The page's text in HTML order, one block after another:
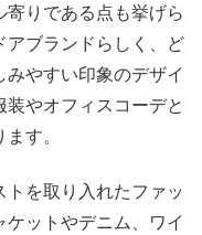
りである点も挙げら
アブランドらしく、ど
やすい印象のデザイ
やオフィスコーデと
す。
トを取り入れたファッ
ットやデニム、ワイ